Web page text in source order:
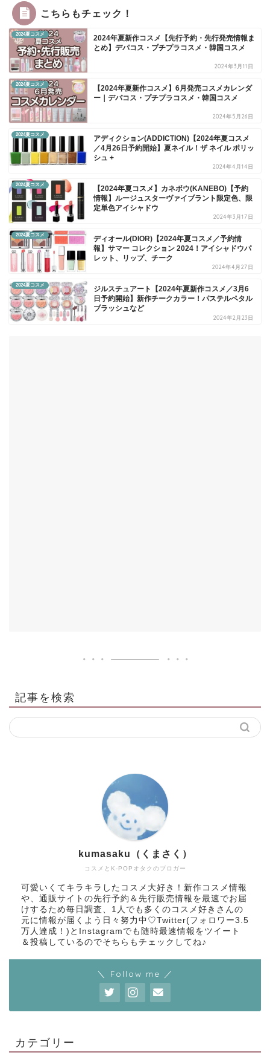
こちらもチェック！
2024夏コスメ
2024年夏新作コスメ【先行予約・先行発売情報ま
とめ】デパコス・プチプラコスメ・韓国コスメ
2024年3月11日
2024夏コスメ
【2024年夏新作コスメ】6月発売コスメカレンダ
ー｜デパコス・プチプラコスメ・韓国コスメ
2024年5月26日
2024夏コスメ
アディクション(ADDICTION)【2024年夏コスメ
／4月26日予約開始】夏ネイル！ザ ネイル ポリッ
シュ +
2024年4月14日
2024夏コスメ
【2024年夏コスメ】カネボウ(KANEBO)【予約
情報】ルージュスターヴァイブラント限定色、限
定単色アイシャドウ
2024年3月17日
2024夏コスメ
ディオール(DIOR)【2024年夏コスメ／予約情
報】サマー コレクション 2024！アイシャドウパ
レット、リップ、チーク
2024年4月27日
2024夏コスメ
ジルスチュアート【2024年夏新作コスメ／3月6
日予約開始】新作チークカラー！パステルペタル
ブラッシュなど
2024年2月23日
記事を検索
コスメとK-POPオタクのブロガー
kumasaku（くまさく）
可愛いくてキラキラしたコスメ大好き！新作コスメ情報
や、通販サイトの先行予約＆先行販売情報を最速でお届
けするため毎日調査、1人でも多くのコスメ好きさんの
元に情報が届くよう日々努力中♡Twitter(フォロワー3.5
万人達成！)とInstagramでも随時最速情報をツイート
＆投稿しているのでそちらもチェックしてね♪
＼ Follow me ／
カテゴリー